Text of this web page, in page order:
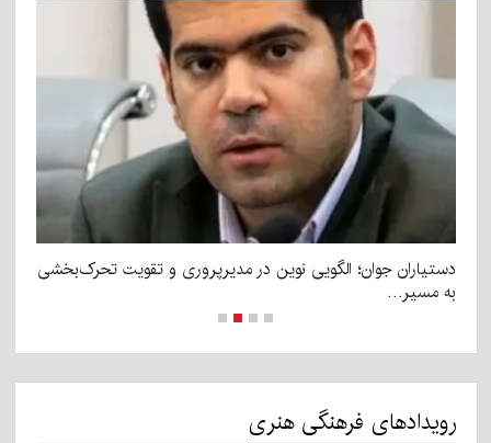
دستیاران جوان؛ الگویی نوین در مدیرپروری و تقویت تحرک‌بخشی
به مسیر…
رویدادهای فرهنگی هنری